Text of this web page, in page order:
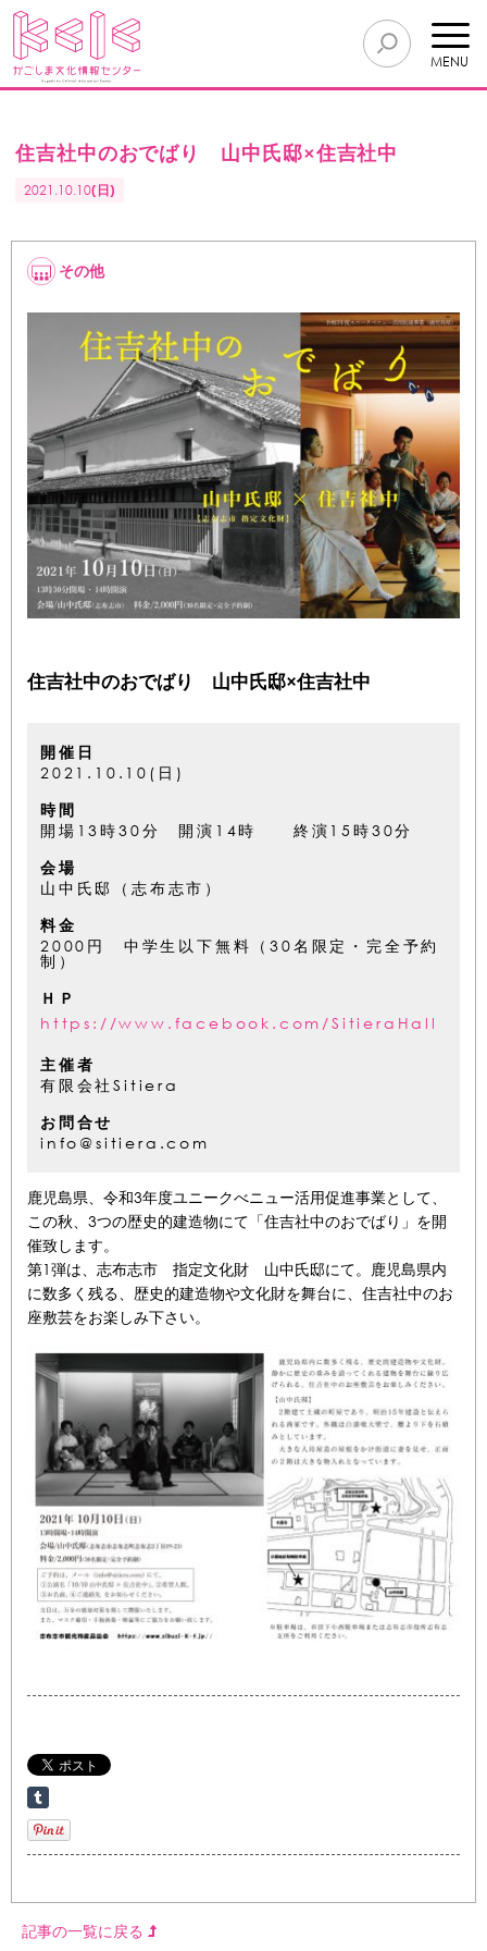
MENU
住吉社中のおでばり 山中氏邸×住吉社中
2021.10.10(日)
その他
住吉社中のおでばり 山中氏邸×住吉社中
開催日
2021.10.10(日)
時間
開場13時30分 開演14時 終演15時30分
会場
山中氏邸（志布志市）
料金
2000円 中学生以下無料（30名限定・完全予約
制）
ＨＰ
https://www.facebook.com/SitieraHall
主催者
有限会社Sitiera
お問合せ
info@sitiera.com
鹿児島県、令和3年度ユニークべニュー活用促進事業として、
この秋、3つの歴史的建造物にて「住吉社中のおでばり」を開
催致します。
第1弾は、志布志市 指定文化財 山中氏邸にて。鹿児島県内
に数多く残る、歴史的建造物や文化財を舞台に、住吉社中のお
座敷芸をお楽しみ下さい。
記事の一覧に戻る